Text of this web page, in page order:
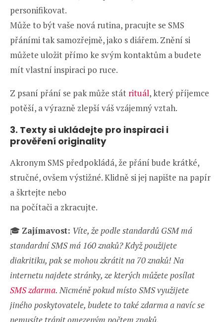
personifikovat.
Může to být vaše nová rutina, pracujte se SMS
přáními tak samozřejmě, jako s diářem. Znění si
můžete uložit přímo ke svým kontaktům a budete
mít vlastní inspiraci po ruce.
Z psaní přání se pak může stát rituál, který příjemce
potěší, a výrazně zlepší váš vzájemný vztah.
3. Texty si ukládejte pro inspiraci i
prověření originality
Akronym SMS předpokládá, že přání bude krátké,
stručné, ovšem výstižné. Klidně si jej napište na papír
a škrtejte nebo
na počítači a zkracujte.
🎓 Zajímavost: Víte, že podle standardů GSM má
standardní SMS má 160 znaků? Když použijete
diakritiku, pak se mohou zkrátit na 70 znaků! Na
internetu najdete stránky, ze kterých můžete posílat
SMS zdarma. Nicméně pokud místo SMS využijete
jiného poskytovatele, budete to také zdarma a navíc se